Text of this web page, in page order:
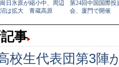
事
校生代表団第3陣